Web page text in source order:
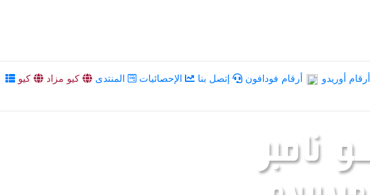
أرقام أوريدو أرقام فودافون إتصل بنا الإحصائيات المنتدى كيو مزاد
كيو